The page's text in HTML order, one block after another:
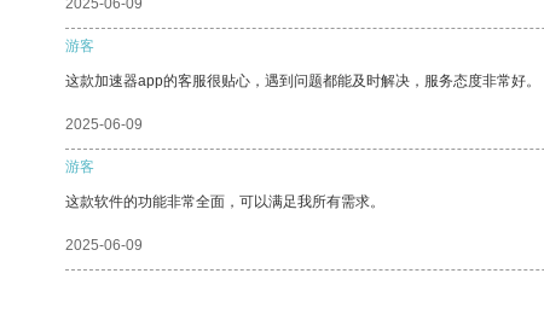
2025-06-09
游客
这款加速器app的客服很贴心，遇到问题都能及时解决，服务态度非常好。
2025-06-09
游客
这款软件的功能非常全面，可以满足我所有需求。
2025-06-09